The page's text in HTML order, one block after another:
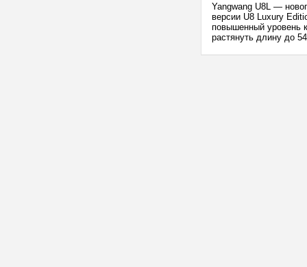
Yangwang U8L —
версии U8 Luxury
повышенный уровень
растянуть длину до